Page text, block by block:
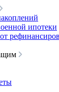
ипотеки